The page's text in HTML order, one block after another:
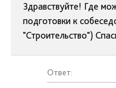
Здравствуйте! Где
подготовки к
"Строительство")
Ответ: